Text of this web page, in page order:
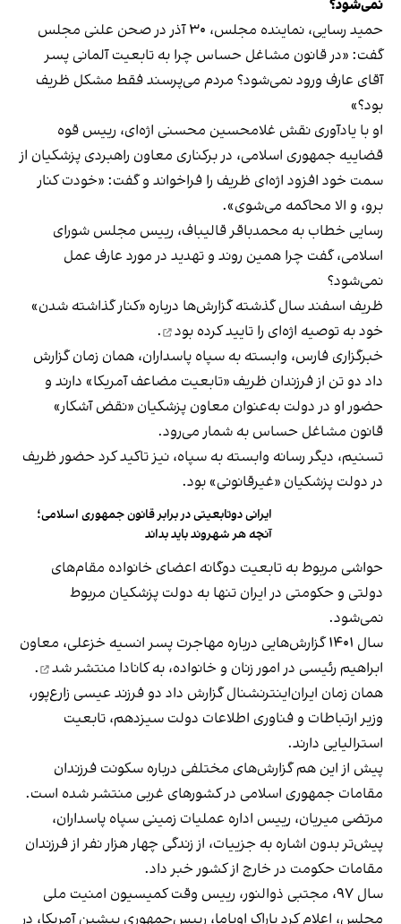
نمی‌شود؟
حمید رسایی، نماینده مجلس، ۳۰ آذر در صحن علنی مجلس
گفت: «در قانون مشاغل حساس چرا به تابعیت آلمانی پسر
آقای عارف ورود نمی‌شود؟ مردم می‌پرسند فقط مشکل ظریف
بود؟»
او با یادآوری نقش غلامحسین محسنی اژه‌ای، رییس قوه
قضاییه جمهوری اسلامی، در برکناری معاون راهبردی پزشکیان از
سمت خود افزود اژه‌ای ظریف را فراخواند و‌ گفت: «خودت کنار
برو، و الا محاکمه‌ می‌شوی».
رسایی خطاب به محمدباقر قالیباف، رییس مجلس شورای
اسلامی، گفت چرا همین روند و تهدید در مورد عارف عمل
نمی‌شود؟
ظریف اسفند سال گذشته گزارش‌ها درباره «کنار گذاشته شدن»
خود به توصیه اژه‌ای را تایید کرده بود
.
خبرگزاری‌ فارس، وابسته به سپاه پاسداران، همان زمان گزارش
داد دو تن از فرزندان ظریف «تابعیت مضاعف آمریکا» دارند و
حضور او در دولت به‌عنوان معاون پزشکیان «نقض آشکار»
قانون مشاغل حساس به شمار می‌رود.
تسنیم، دیگر رسانه وابسته به سپاه، نیز تاکید کرد حضور ظریف
در دولت پزشکیان «غیرقانونی» بود.
ایرانی دوتابعیتی در برابر قانون جمهوری اسلامی؛
آنچه هر شهروند باید بداند
حواشی مربوط به تابعیت دوگانه اعضای خانواده مقام‌های
دولتی و حکومتی در ایران تنها به دولت پزشکیان مربوط
نمی‌شود.
سال ۱۴۰۱ گزارش‌هایی درباره مهاجرت پسر انسیه خزعلی، معاون
ابراهیم رئیسی در امور زنان و خانواده، به کانادا منتشر شد
.
همان زمان ایران‌اینترنشنال گزارش داد دو فرزند عیسی زارع‌پور،
وزیر ارتباطات و فناوری اطلاعات دولت سیزدهم، تابعیت
استرالیایی دارند.
پیش از این هم گزارش‌های مختلفی درباره سکونت فرزندان
مقامات جمهوری اسلامی در کشورهای غربی منتشر شده است.
مرتضی میریان، رییس اداره عملیات زمینی سپاه پاسداران،
پیش‌تر بدون اشاره به جزییات، از زندگی چهار هزار نفر از فرزندان
مقامات حکومت در خارج از کشور خبر داد.
سال ۹۷، مجتبی ذوالنور، رییس وقت کمیسیون امنیت ملی
مجلس، اعلام کرد باراک اوباما، رییس‌جمهوری پیشین آمریکا، در